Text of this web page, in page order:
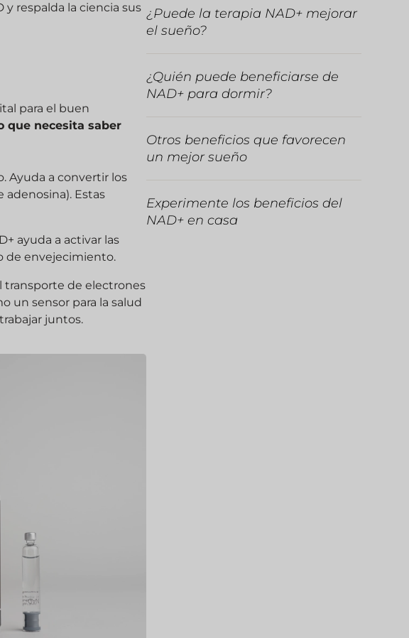
y respalda la ciencia sus
para el buen
que necesita saber
Ayuda a convertir los
adenosina). Estas
ayuda a activar las
de envejecimiento.
transporte de electrones
un sensor para la salud
juntos.
¿Puede la terapia NAD+ mejorar
el sueño?
¿Quién puede beneficiarse de
NAD+ para dormir?
Otros beneficios que favorecen
un mejor sueño
Experimente los beneficios del
NAD+ en casa